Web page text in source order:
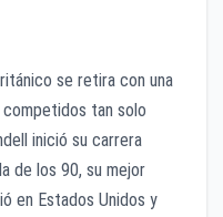
se retira con una
tan solo
inició su carrera
de los 90, su mejor
en Estados Unidos y